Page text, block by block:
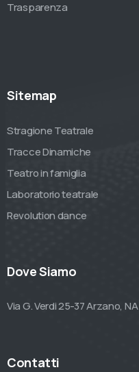
Trasparenza
Sitemap
Stragione Teatrale
Tracce Dinamiche
Teatro in famiglia
Laboratorio teatrale
Revolution dance
Dove Siamo
Via G. Verdi 25-37 Arzano, NA
Contatti